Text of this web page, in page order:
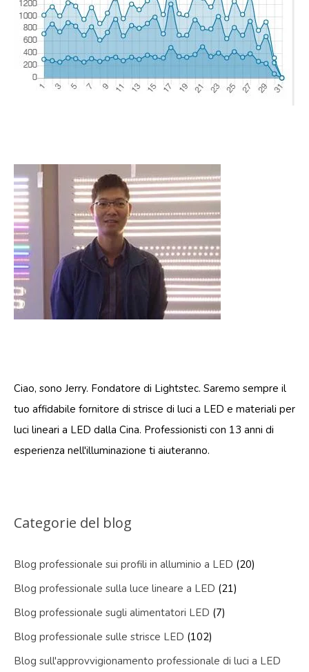
Ciao, sono Jerry. Fondatore di Lightstec. Saremo sempre il
tuo affidabile fornitore di strisce di luci a LED e materiali per
luci lineari a LED dalla Cina. Professionisti con 13 anni di
esperienza nell'illuminazione ti aiuteranno.
Categorie del blog
Blog professionale sui profili in alluminio a LED (20)
Blog professionale sulla luce lineare a LED (21)
Blog professionale sugli alimentatori LED (7)
Blog professionale sulle strisce LED (102)
Blog sull'approvvigionamento professionale di luci a LED